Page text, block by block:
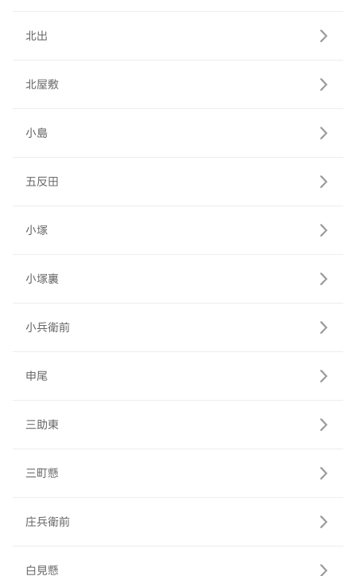
北出
北屋敷
小島
五反田
小塚
小塚裏
小兵衛前
申尾
三助東
三町懸
庄兵衛前
白見懸